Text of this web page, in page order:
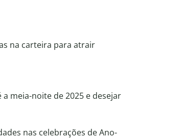
na carteira para atrair
meia-noite de 2025 e desejar
nas celebrações de Ano-